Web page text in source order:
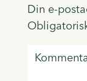
Din e-